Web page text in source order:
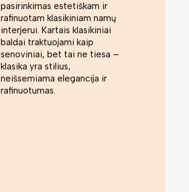
pasirinkimas estetiškam ir
rafinuotam klasikiniam namų
interjerui. Kartais klasikiniai
baldai traktuojami kaip
senoviniai, bet tai ne tiesa –
klasika yra stilius,
neišsemiama elegancija ir
rafinuotumas.